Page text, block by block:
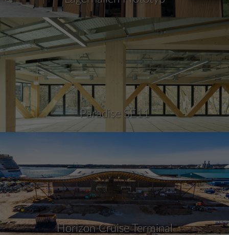
Paradise SE11
Horizon Cruise Terminal